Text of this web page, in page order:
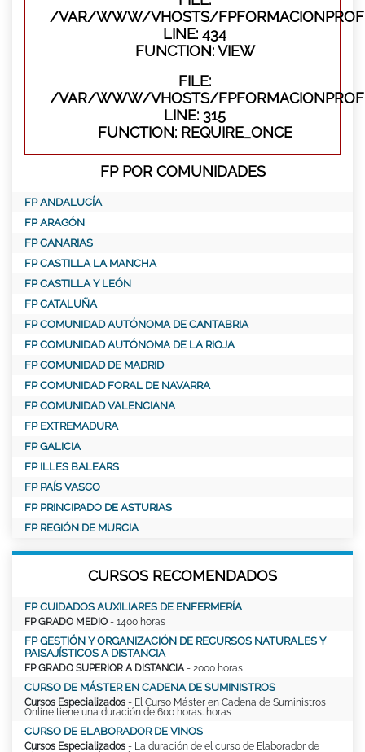
/VAR/WWW/VHOSTS/
LINE: 434
FUNCTION: VIEW
FILE:
/VAR/WWW/VHOSTS/
LINE: 315
FUNCTION: REQUIRE_ONCE
FP POR COMUNIDADES
FP ANDALUCÍA
FP ARAGÓN
FP CANARIAS
FP CASTILLA LA MANCHA
FP CASTILLA Y LEÓN
FP CATALUÑA
FP COMUNIDAD AUTÓNOMA DE CANTABRIA
FP COMUNIDAD AUTÓNOMA DE LA RIOJA
FP COMUNIDAD DE MADRID
FP COMUNIDAD FORAL DE NAVARRA
FP COMUNIDAD VALENCIANA
FP EXTREMADURA
FP GALICIA
FP ILLES BALEARS
FP PAÍS VASCO
FP PRINCIPADO DE ASTURIAS
FP REGIÓN DE MURCIA
CURSOS RECOMENDADOS
FP CUIDADOS AUXILIARES DE ENFERMERÍA
FP GRADO MEDIO - 1400 horas
FP GESTIÓN Y ORGANIZACIÓN DE RECURSOS NATURALES Y
PAISAJÍSTICOS A DISTANCIA
FP GRADO SUPERIOR A DISTANCIA - 2000 horas
CURSO DE MÁSTER EN CADENA DE SUMINISTROS
Cursos Especializados - El Curso Máster en Cadena de Suministros
Online tiene una duración de 600 horas. horas
CURSO DE ELABORADOR DE VINOS
Cursos Especializados - La duración de el curso de Elaborador de